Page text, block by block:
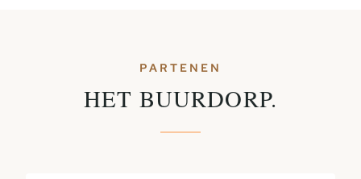
PARTENEN
HET BUURDORP.